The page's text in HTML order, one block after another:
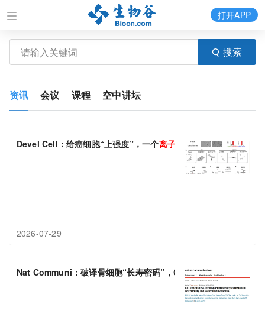
搜索
打开APP
资讯 会议 课程 空中讲坛
Devel Cell：给癌细胞“上强度”，一个离子通道就能让免疫细胞重
2026-07-29
Nat Communi：破译骨细胞“长寿密码”，CFTR氯离子通道